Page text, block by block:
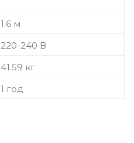
1.6 м
220-240 В
41.59 кг
1 год